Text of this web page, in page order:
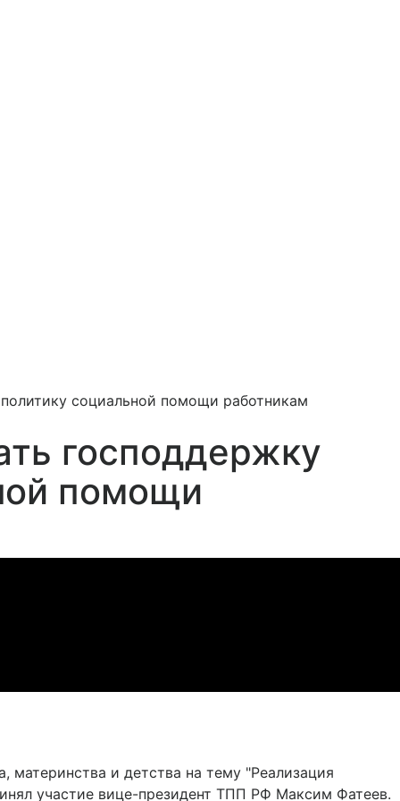
социальной помощи работникам
господдержку
помощи
материнства и детства на тему "Реализация
участие вице-президент ТПП РФ Максим Фатеев.